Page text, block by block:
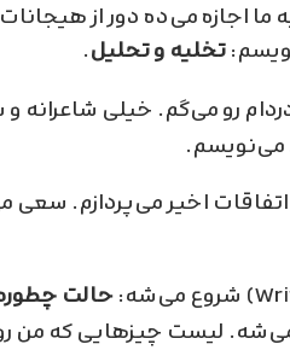
ما اجازه می‌ده دور از
تخلیه و تحلیل.
رو می‌گم. خیلی شاعرانه و
می‌نویسم.
اخیر می‌پردازم. سعی
حالت
می‌شه. لیست چیزهایی که من